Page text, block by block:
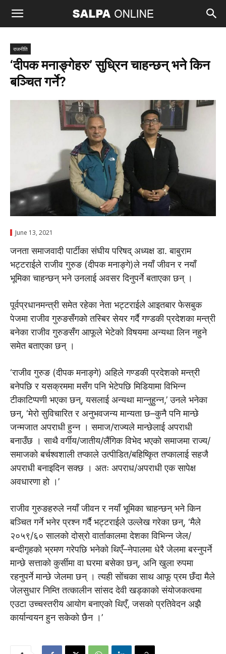
राजनीति
‘दीपक मनाङ्गेहरु’ सुध्रिन चाहन्छन् भने किन
बञ्चित गर्ने?
June 13, 2021
जनता समाजवादी पार्टीका संघीय परिषद् अध्यक्ष डा. बाबुराम
भट्टराईले राजीव गुरुङ (दीपक मनाङ्गे)ले नयाँ जीवन र नयाँ
भूमिका चाहन्छन् भने उनलाई अवसर दिनुपर्ने बताएका छन् ।
पूर्वप्रधानमन्त्री समेत रहेका नेता भट्टराईले आइतबार फेसबुक
पेजमा राजीव गुरुङसँगको तस्बिर सेयर गर्दै गण्डकी प्रदेशका मन्त्री
बनेका राजीव गुरुङसँग आफूले भेटेको विषयमा अन्यथा लिन नहुने
समेत बताएका छन् ।
‘राजीव गुरुङ (दीपक मनाङ्गे) अहिले गण्डकी प्रदेशको मन्त्री
बनेपछि र यसक्रममा मसँग पनि भेटेपछि मिडियामा विभिन्न
टीकाटिप्पणी भएका छन्, यसलाई अन्यथा मान्नुहुन्न,’ उनले भनेका
छन्, ‘मेरो सुविचारित र अनुभवजन्य मान्यता छ–कुनै पनि मान्छे
जन्मजात अपराधी हुन्न । समाज/राज्यले मान्छेलाई अपराधी
बनाउँछ । साथै वर्गीय/जातीय/लैंगिक विभेद भएको समाजमा राज्य/
समाजको बर्चश्वशाली तप्काले उत्पीडित/बहिष्किृत तप्कालाई सहजै
अपराधी बनाइदिन सक्छ । अतः अपराध/अपराधी एक सापेक्ष
अवधारणा हो ।’
राजीव गुरुङहरुले नयाँ जीवन र नयाँ भूमिका चाहन्छन् भने किन
बञ्चित गर्ने भनेर प्रश्न गर्दै भट्टराईले उल्लेख गरेका छन्, ‘मैले
२०५९/६० सालको दोस्रो वार्ताकालमा देशका विभिन्न जेल/
बन्दीगृहको भ्रमण गरेपछि भनेको थिएँ–नेपालमा धेरै जेलमा बस्नुपर्ने
मान्छे सत्ताको कुर्सीमा वा घरमा बसेका छन्, अनि खुला रुपमा
रहनुपर्ने मान्छे जेलमा छन् । त्यही सोंचका साथ आफू प्रम छँदा मैले
जेलसुधार निम्ति तत्कालीन सांसद देवी खड्काको संयोजकत्वमा
एउटा उच्चस्तरीय आयोग बनाएको थिएँ, जसको प्रतिवेदन अझै
कार्यान्वयन हुन सकेको छैन ।’